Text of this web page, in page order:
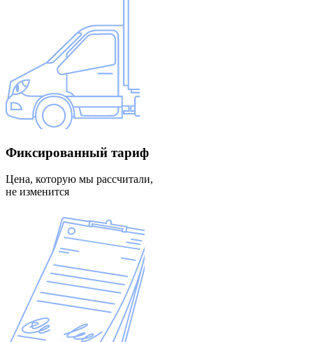
Фиксированный тариф
Цена, которую мы рассчитали,
не изменится